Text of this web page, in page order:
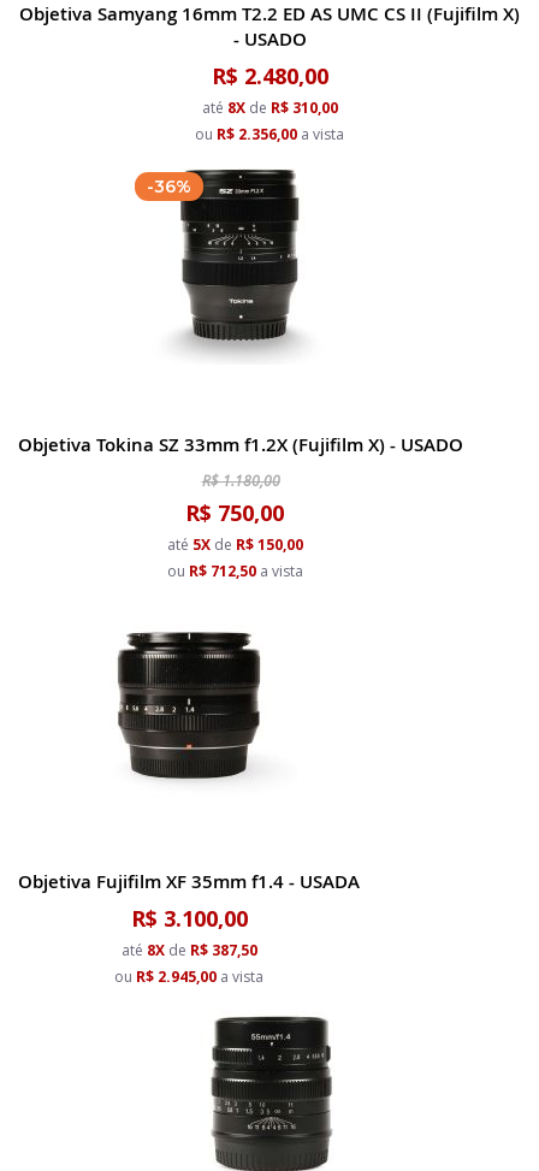
Objetiva Samyang 16mm T2.2 ED AS UMC CS II (Fujifilm X)
- USADO
R$ 2.480,00
até 8Xde R$ 310,00
ou R$ 2.356,00 a vista
-36%
Objetiva Tokina SZ 33mm f1.2X (Fujifilm X) - USADO
R$ 750,00
até 5Xde R$ 150,00
ou R$ 712,50a vista
R$ 1.180,00
Objetiva Fujifilm XF 35mm f1.4 - USADA
R$ 3.100,00
até 8Xde R$ 387,50
ou R$ 2.945,00 a vista